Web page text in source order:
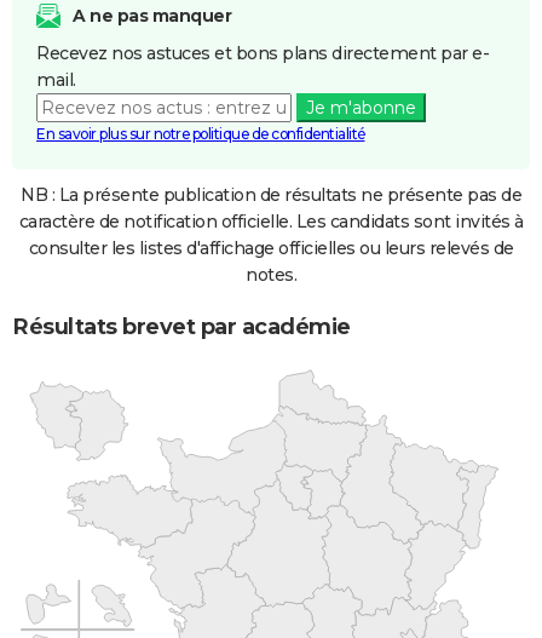
A ne pas manquer
Recevez nos astuces et bons plans directement par e-
mail.
Je m'abonne
En savoir plus sur notre politique de confidentialité
NB : La présente publication de résultats ne présente pas de
caractère de notification officielle. Les candidats sont invités à
consulter les listes d'affichage officielles ou leurs relevés de
notes.
Résultats brevet par académie